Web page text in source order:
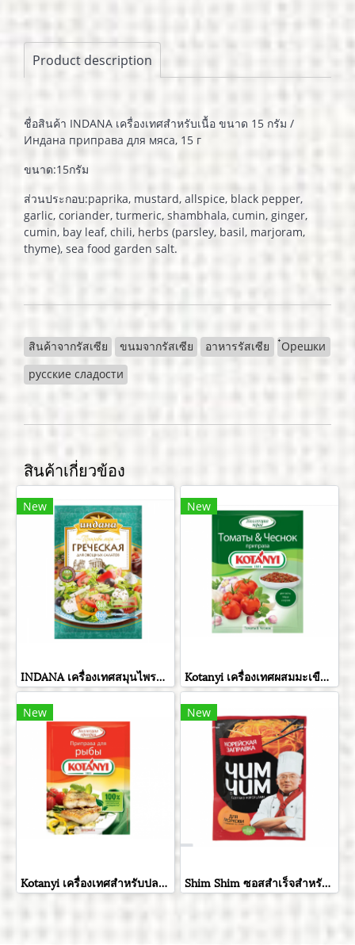
Product description
ชื่อสินค้า INDANA เครื่องเทศสำหรับเนื้อ ขนาด 15 กรัม /
Индана приправа для мяса, 15 г
ขนาด:15กรัม
ส่วนประกอบ:paprika, mustard, allspice, black pepper,
garlic, coriander, turmeric, shambhala, cumin, ginger,
cumin, bay leaf, chili, herbs (parsley, basil, marjoram,
thyme), sea food garden salt.
สินค้าจากรัสเซีย ขนมจากรัสเซีย อาหารรัสเซีย
๋Орешки
русские сладости
สินค้าเกี่ยวข้อง
New
INDANA เครื่องเทศสมุนไพรกรีกสลัด ขนาด 15 กรัม
New
Kotanyi เครื่องเทศผสมมะเขือเทศและกระเทียมอบแห้ง ขนาด 20 กรัม
New
Kotanyi เครื่องเทศสำหรับปลา ขนาด 26 กรัม
New
Shim Shim ซอสสำเร็จสำหรับปรุงสลัดแครอท ขนาด 60 กรัม